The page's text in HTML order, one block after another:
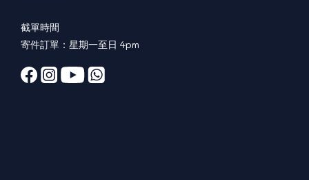
截單時間
寄件訂單：星期一至日 4pm